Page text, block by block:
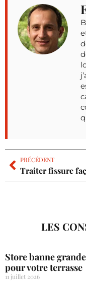
PRÉCÉDENT
LES
Store banne
pour votre terrasse
11 juillet 2026